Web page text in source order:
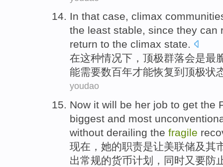
In that case, climax
the least stable, since they can
return to the climax state.
在这种情况下 ， 顶极群落会是最
能需要数百年才能恢复到 顶极状
youdao
Now it will be her job to get the
biggest and most
without derailing the fragile
现在 ， 她的职责是让美联储及其
出常规的货币计划 ，同时又 要防